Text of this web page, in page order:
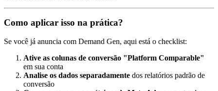
Como aplicar isso na prática?
Se você já anuncia com Demand Gen, aqui está o checklist:
Ative as colunas de conversão "Platform Comparable"
em sua conta
Analise os dados separadamente dos relatórios padrão de
conversão